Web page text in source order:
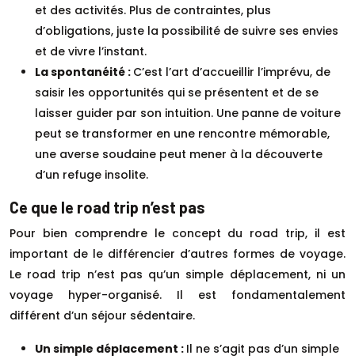
et des activités. Plus de contraintes, plus
d’obligations, juste la possibilité de suivre ses envies
et de vivre l’instant.
La spontanéité : C’est l’art d’accueillir l’imprévu, de
saisir les opportunités qui se présentent et de se
laisser guider par son intuition. Une panne de voiture
peut se transformer en une rencontre mémorable,
une averse soudaine peut mener à la découverte
d’un refuge insolite.
Ce que le road trip n’est pas
Pour bien comprendre le concept du road trip, il est
important de le différencier d’autres formes de voyage.
Le road trip n’est pas qu’un simple déplacement, ni un
voyage hyper-organisé. Il est fondamentalement
différent d’un séjour sédentaire.
Un simple déplacement : Il ne s’agit pas d’un simple